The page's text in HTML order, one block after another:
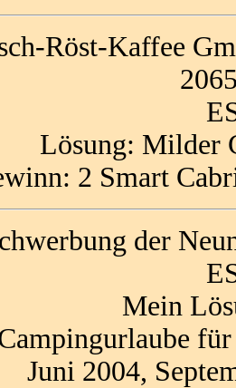
Röst-Kaffee
Lösung: Milder
2 Smart
der
Mein
Juni 2004,